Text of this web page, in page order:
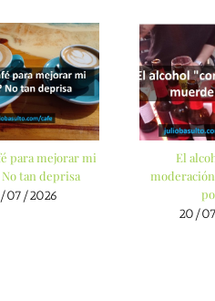
para mejorar mi
tan deprisa
07/2026
El
20/